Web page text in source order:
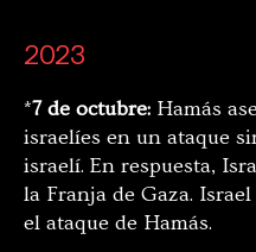
2023
*7 de octubre: Hamás
israelíes en un ataque
israelí. En respuesta,
la Franja de Gaza.
el ataque de Hamás.